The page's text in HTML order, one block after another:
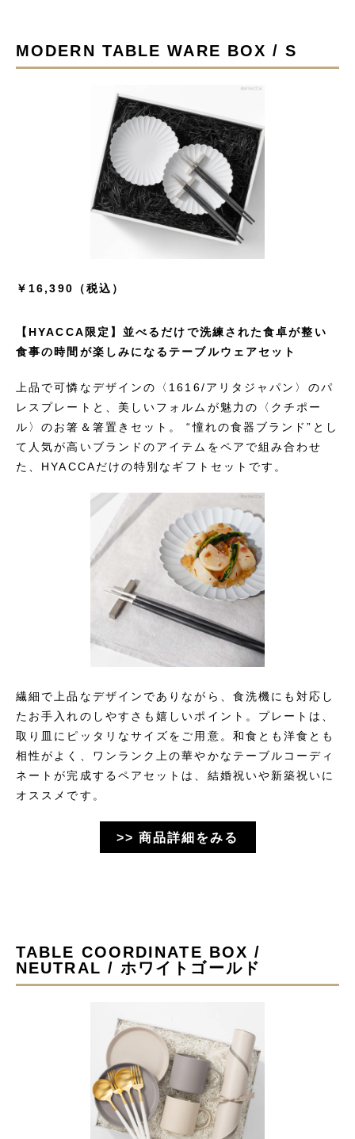
MODERN TABLE WARE BOX / S
￥16,390（税込）
【HYACCA限定】並べるだけで洗練された食卓が整い
食事の時間が楽しみになるテーブルウェアセット
上品で可憐なデザインの〈1616/アリタジャパン〉のパ
レスプレートと、美しいフォルムが魅力の〈クチポー
ル〉のお箸＆箸置きセット。 “憧れの食器ブランド”とし
て人気が高いブランドのアイテムをペアで組み合わせ
た、HYACCAだけの特別なギフトセットです。
繊細で上品なデザインでありながら、食洗機にも対応し
たお手入れのしやすさも嬉しいポイント。プレートは、
取り皿にピッタリなサイズをご用意。和食とも洋食とも
相性がよく、ワンランク上の華やかなテーブルコーディ
ネートが完成するペアセットは、結婚祝いや新築祝いに
オススメです。
>> 商品詳細をみる
TABLE COORDINATE BOX /
NEUTRAL / ホワイトゴールド